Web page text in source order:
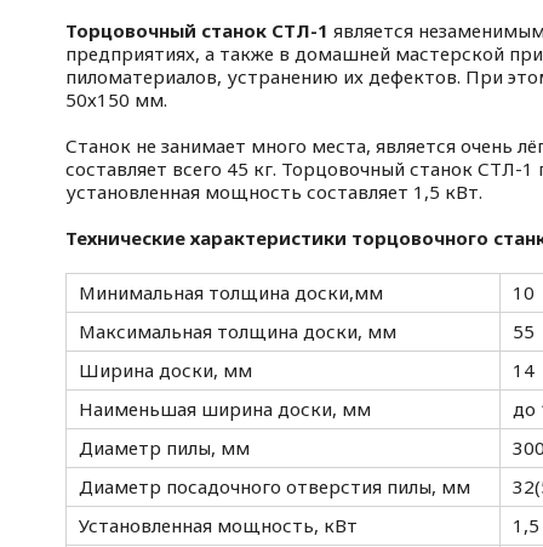
Торцовочный станок СТЛ-1 является
предприятиях, а также в домашней мастерской
пиломатериалов, устранению их дефектов. При
50х150 мм.
Станок не занимает много места, является очень
составляет всего 45 кг. Торцовочный станок СТЛ-
установленная мощность составляет 1,5 кВт.
Технические характеристики торцовочного
Минимальная толщина доски,мм
10
Максимальная толщина доски, мм
55
Ширина доски, мм
14
Наименьшая ширина доски, мм
до
Диаметр пилы, мм
Диаметр посадочного отверстия пилы, мм
Установленная мощность, кВт
1,5